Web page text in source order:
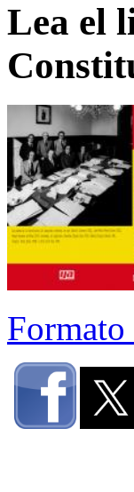
Lea el
Formato